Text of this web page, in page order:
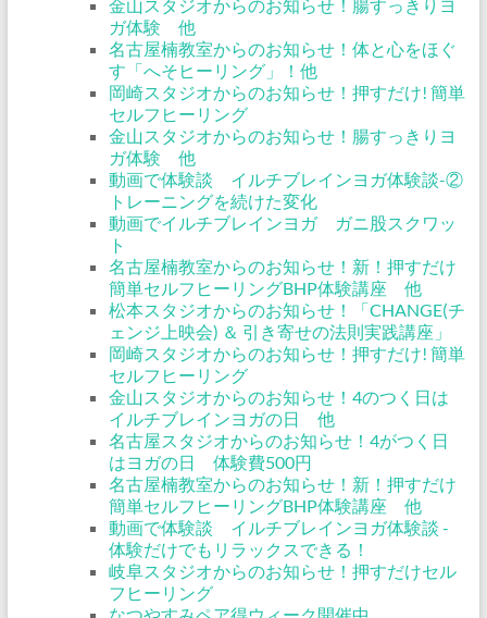
金山スタジオからのお知らせ！腸すっきりヨ
ガ体験 他
名古屋楠教室からのお知らせ！体と心をほぐ
す「へそヒーリング」！他
岡崎スタジオからのお知らせ！押すだけ! 簡単
セルフヒーリング
金山スタジオからのお知らせ！腸すっきりヨ
ガ体験 他
動画で体験談 イルチブレインヨガ体験談-②
トレーニングを続けた変化
動画でイルチブレインヨガ ガニ股スクワッ
ト
名古屋楠教室からのお知らせ！新！押すだけ
簡単セルフヒーリングBHP体験講座 他
松本スタジオからのお知らせ！「CHANGE(チ
ェンジ上映会) ＆ 引き寄せの法則実践講座」
岡崎スタジオからのお知らせ！押すだけ! 簡単
セルフヒーリング
金山スタジオからのお知らせ！4のつく日は
イルチブレインヨガの日 他
名古屋スタジオからのお知らせ！4がつく日
はヨガの日 体験費500円
名古屋楠教室からのお知らせ！新！押すだけ
簡単セルフヒーリングBHP体験講座 他
動画で体験談 イルチブレインヨガ体験談 -
体験だけでもリラックスできる！
岐阜スタジオからのお知らせ！押すだけセル
フヒーリング